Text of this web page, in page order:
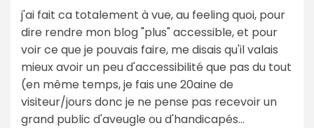
j'ai fait ca totalement à vue, au feeling quoi, pour
dire rendre mon blog "plus" accessible, et pour
voir ce que je pouvais faire, me disais qu'il valais
mieux avoir un peu d'accessibilité que pas du tout
(en même temps, je fais une 20aine de
visiteur/jours donc je ne pense pas recevoir un
grand public d'aveugle ou d'handicapés...